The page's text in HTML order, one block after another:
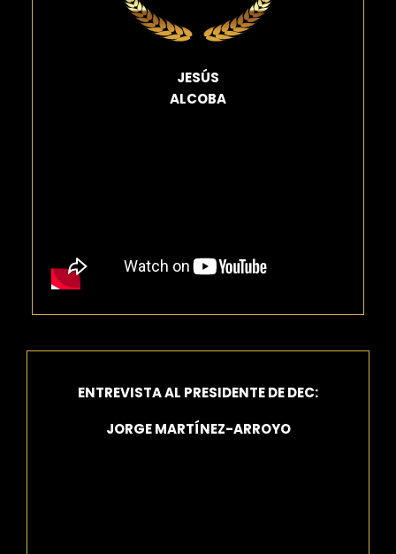
JESÚS
ALCOBA
ENTREVISTA AL PRESIDENTE DE DEC:
JORGE MARTÍNEZ-ARROYO